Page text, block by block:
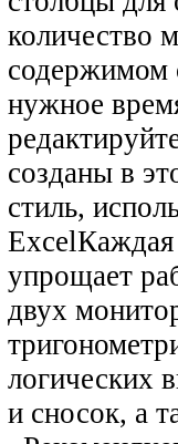
количество
содержимом
нужное
созданы в
стиль,
ExcelКаждая
упрощает
двух
логических
и сносок, а